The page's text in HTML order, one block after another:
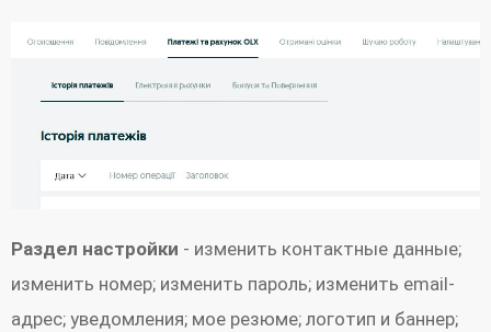
Раздел настройки - изменить контактные данные;
изменить номер; изменить пароль; изменить email-
адрес; уведомления; мое резюме; логотип и баннер;